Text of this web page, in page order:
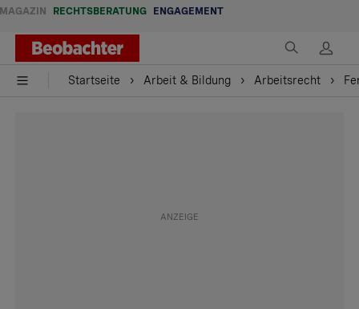
MAGAZIN RECHTSBERATUNG ENGAGEMENT
Startseite Arbeit & Bildung Arbeitsrecht